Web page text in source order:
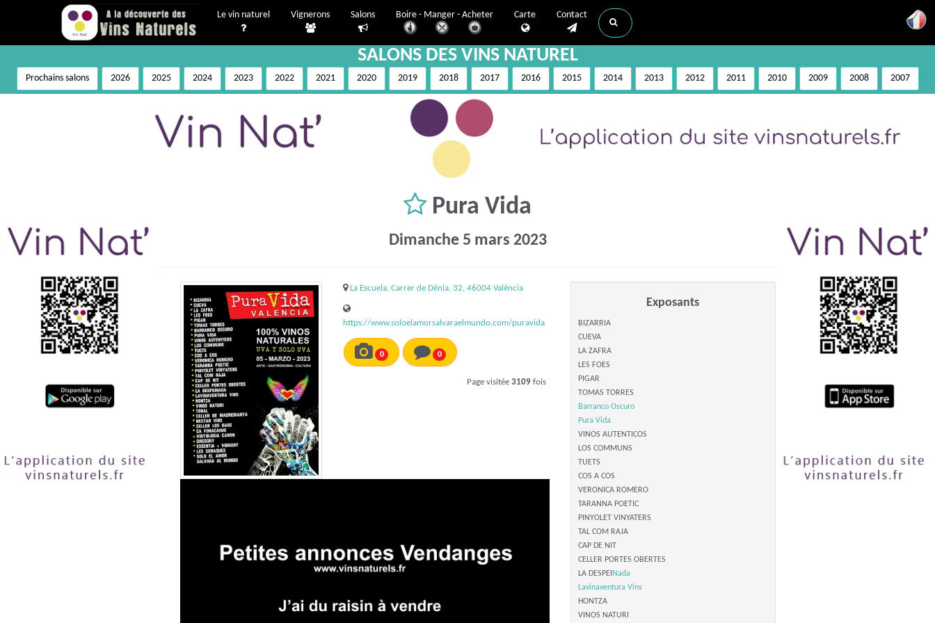
Le vin naturel Vignerons Salons Boire - Manger - Acheter Carte Contact
SALONS DES VINS NATUREL
Prochains salons 2026 2025 2024 2023 2022 2021 2020 2019 2018 2017 2016 2015 2014 2013 2012 2011 2010 2009 2008 2007
Pura Vida
Dimanche 5 mars 2023
La Escuela, Carrer de Dénia, 32, 46004 València
https://www.soloelamorsalvaraelmundo.com/puravida
0 0
Page visitée 3109fois
Exposants
BIZARRIA
CUEVA
LA ZAFRA
LES FOES
PIGAR
TOMAS TORRES
Barranco Oscuro
Pura Vida
VINOS AUTENTICOS
LOS COMMUNS
TUETS
COS A COS
VERONICA ROMERO
TARANNA POETIC
PINYOLET VINYATERS
TAL COM RAJA
CAP DE NIT
CELLER PORTES OBERTES
LA DESPEI Nada
Lavinaventura Vins
HONTZA
VINOS NATURI